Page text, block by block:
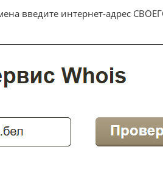
введите интернет-адрес